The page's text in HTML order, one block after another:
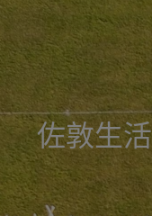
English佐敦生活